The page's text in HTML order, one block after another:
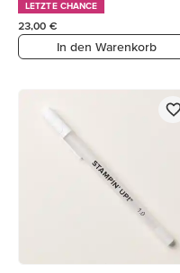
LETZTE CHANCE
23,00 €
In den Warenkorb